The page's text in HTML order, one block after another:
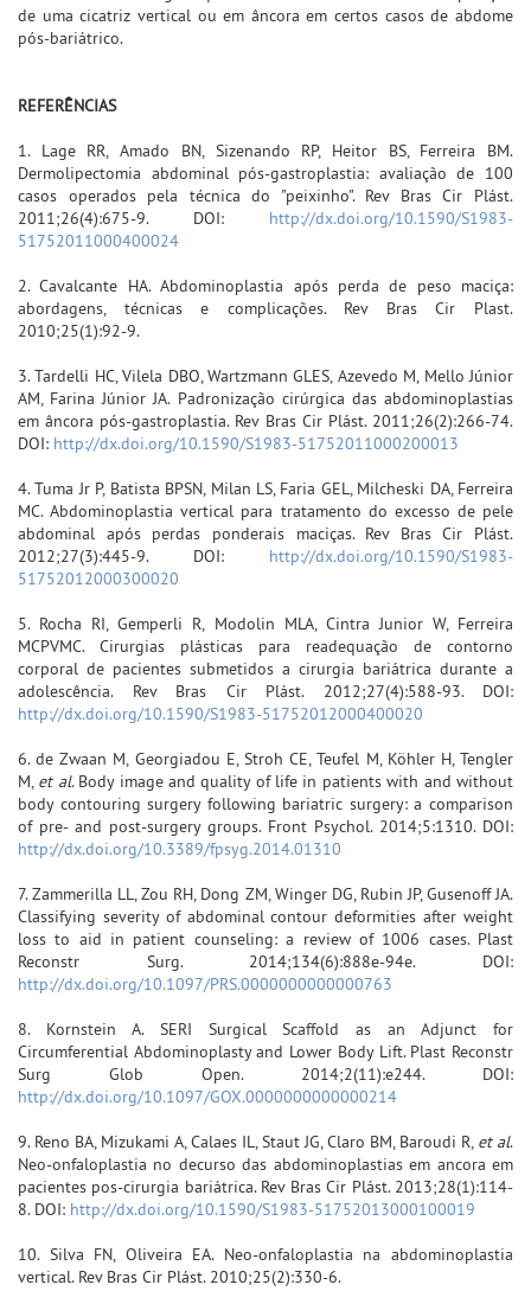
de uma cicatriz vertical ou em âncora em certos casos de abdome
pós-bariátrico.
REFERÊNCIAS
1. Lage RR, Amado BN, Sizenando RP, Heitor BS, Ferreira BM.
Dermolipectomia abdominal pós-gastroplastia: avaliação de 100
casos operados pela técnica do "peixinho". Rev Bras Cir Plást.
2011;26(4):675-9. DOI: http://dx.doi.org/10.1590/S1983-
51752011000400024
2. Cavalcante HA. Abdominoplastia após perda de peso maciça:
abordagens, técnicas e complicações. Rev Bras Cir Plast.
2010;25(1):92-9.
3. Tardelli HC, Vilela DBO, Wartzmann GLES, Azevedo M, Mello Júnior
AM, Farina Júnior JA. Padronização cirúrgica das abdominoplastias
em âncora pós-gastroplastia. Rev Bras Cir Plást. 2011;26(2):266-74.
DOI: http://dx.doi.org/10.1590/S1983-51752011000200013
4. Tuma Jr P, Batista BPSN, Milan LS, Faria GEL, Milcheski DA, Ferreira
MC. Abdominoplastia vertical para tratamento do excesso de pele
abdominal após perdas ponderais maciças. Rev Bras Cir Plást.
2012;27(3):445-9. DOI: http://dx.doi.org/10.1590/S1983-
51752012000300020
5. Rocha RI, Gemperli R, Modolin MLA, Cintra Junior W, Ferreira
MCPVMC. Cirurgias plásticas para readequação de contorno
corporal de pacientes submetidos a cirurgia bariátrica durante a
adolescência. Rev Bras Cir Plást. 2012;27(4):588-93. DOI:
http://dx.doi.org/10.1590/S1983-51752012000400020
6. de Zwaan M, Georgiadou E, Stroh CE, Teufel M, Köhler H, Tengler
M, et al. Body image and quality of life in patients with and without
body contouring surgery following bariatric surgery: a comparison
of pre- and post-surgery groups. Front Psychol. 2014;5:1310. DOI:
http://dx.doi.org/10.3389/fpsyg.2014.01310
7. Zammerilla LL, Zou RH, Dong ZM, Winger DG, Rubin JP, Gusenoff JA.
Classifying severity of abdominal contour deformities after weight
loss to aid in patient counseling: a review of 1006 cases. Plast
Reconstr Surg. 2014;134(6):888e-94e. DOI:
http://dx.doi.org/10.1097/PRS.0000000000000763
8. Kornstein A. SERI Surgical Scaffold as an Adjunct for
Circumferential Abdominoplasty and Lower Body Lift. Plast Reconstr
Surg Glob Open. 2014;2(11):e244. DOI:
http://dx.doi.org/10.1097/GOX.0000000000000214
9. Reno BA, Mizukami A, Calaes IL, Staut JG, Claro BM, Baroudi R, et al.
Neo-onfaloplastia no decurso das abdominoplastias em ancora em
pacientes pos-cirurgia bariátrica. Rev Bras Cir Plást. 2013;28(1):114-
8. DOI: http://dx.doi.org/10.1590/S1983-51752013000100019
10. Silva FN, Oliveira EA. Neo-onfaloplastia na abdominoplastia
vertical. Rev Bras Cir Plást. 2010;25(2):330-6.